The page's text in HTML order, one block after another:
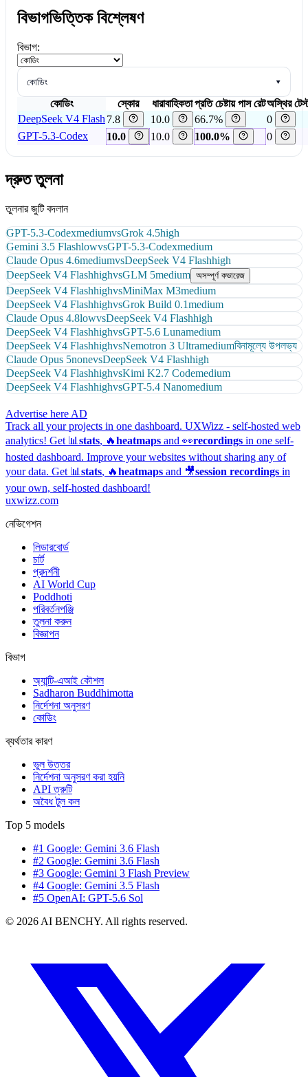
বিভাগভিত্তিক বিশ্লেষণ
বিভাগ:
কোডিং ▾
কোডিং স্কোর ধারাবাহিকতা প্রতি চেষ্টায় পাস রেটঅস্থির
DeepSeek V4 Flash 7.8 10.0 66.7%
0
GPT-5.3-Codex
10.0 10.0 100.0% 0
দ্রুত তুলনা
তুলনার জুটি বদলান
GPT-5.3-CodexmediumvsGrok 4.5high
Gemini 3.5 FlashlowvsGPT-5.3-Codexmedium
Claude Opus 4.6mediumvsDeepSeek V4 Flashhigh
DeepSeek V4 FlashhighvsGLM 5medium অসম্পূর্ণ কভারেজ
DeepSeek V4 FlashhighvsMiniMax M3medium
DeepSeek V4 FlashhighvsGrok Build 0.1medium
Claude Opus 4.8lowvsDeepSeek V4 Flashhigh
DeepSeek V4 FlashhighvsGPT-5.6 Lunamedium
DeepSeek V4 FlashhighvsNemotron 3 Ultramediumবিনামূল্যে উপলভ্য
Claude Opus 5nonevsDeepSeek V4 Flashhigh
DeepSeek V4 FlashhighvsKimi K2.7 Codemedium
DeepSeek V4 FlashhighvsGPT-5.4 Nanomedium
Advertise here AD
Track all your projects in one dashboard. UXWizz - self-hosted web
analytics! Get 📊 stats, 🔥heatmaps and 👀recordings in one self-
hosted dashboard. Improve your websites without sharing any of
your data. Get 📊 stats, 🔥heatmaps and 🎥session recordings in
your own, self-hosted dashboard!
uxwizz.com
নেভিগেশন
লিডারবোর্ড
চার্ট
প্রদর্শনী
AI World Cup
Poddhoti
পরিবর্তনপঞ্জি
তুলনা করুন
বিজ্ঞাপন
বিভাগ
অ্যান্টি-এআই কৌশল
Sadharon Buddhimotta
নির্দেশনা অনুসরণ
কোডিং
ব্যর্থতার কারণ
ভুল উত্তর
নির্দেশনা অনুসরণ করা হয়নি
API ত্রুটি
অবৈধ টুল কল
Top 5 models
#1 Google: Gemini 3.6 Flash
#2 Google: Gemini 3.6 Flash
#3 Google: Gemini 3 Flash Preview
#4 Google: Gemini 3.5 Flash
#5 OpenAI: GPT-5.6 Sol
© 2026 AI BENCHY. All rights reserved.